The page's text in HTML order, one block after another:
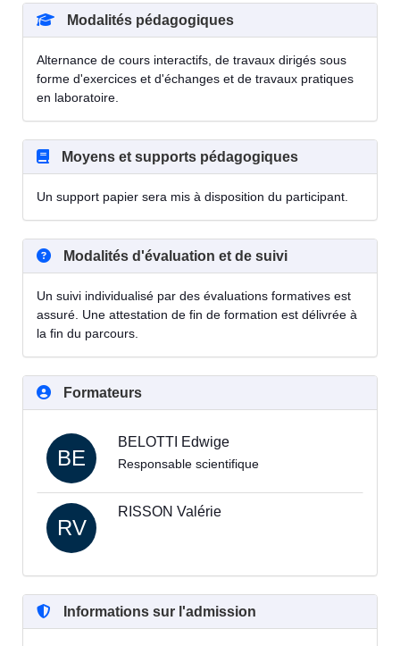
Modalités pédagogiques
Alternance de cours interactifs, de travaux dirigés sous
forme d'exercices et d'échanges et de travaux pratiques
en laboratoire.
Moyens et supports pédagogiques
Un support papier sera mis à disposition du participant.
Modalités d'évaluation et de suivi
Un suivi individualisé par des évaluations formatives est
assuré. Une attestation de fin de formation est délivrée à
la fin du parcours.
Formateurs
BE
BELOTTI Edwige
Responsable scientifique
RV
RISSON Valérie
Informations sur l'admission